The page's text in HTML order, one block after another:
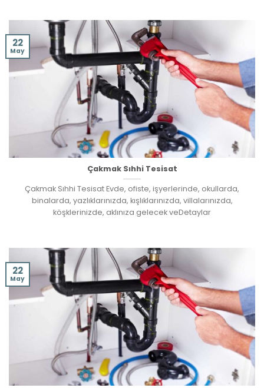
Çakmak Sıhhi Tesisat
Çakmak Sıhhi Tesisat Evde, ofiste, işyerlerinde, okullarda,
binalarda, yazlıklarınızda, kışlıklarınızda, villalarınızda,
köşklerinizde, aklınıza gelecek veDetaylar
22
May
22
May